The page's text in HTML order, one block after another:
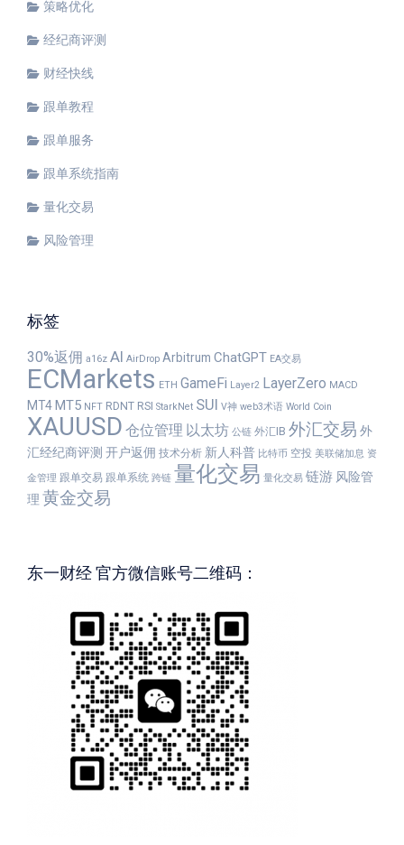
策略优化
经纪商评测
财经快线
跟单教程
跟单服务
跟单系统指南
量化交易
风险管理
标签
30%返佣 a16z AI AirDrop Arbitrum ChatGPT EA交易
ECMarkets ETH GameFi Layer2 LayerZero MACD
MT4MT5 NFT RDNT RSI StarkNet SUI V神 web3术语 World Coin
XAUUSD 仓位管理 以太坊 公链 外汇IB 外汇交易 外
汇经纪商评测 开户返佣 技术分析 新人科普 比特币 空投 美联储加息 资
金管理 跟单交易 跟单系统 跨链 量化交易 量化交易 链游 风险管
理 黄金交易
东一财经 官方微信账号二维码：